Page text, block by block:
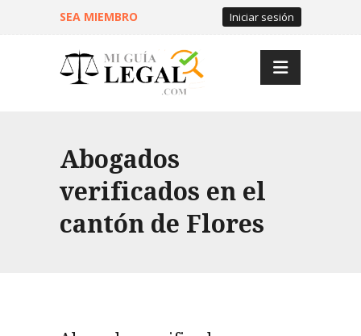
SEA MIEMBRO Iniciar sesión
Abogados
verificados en el
cantón de Flores